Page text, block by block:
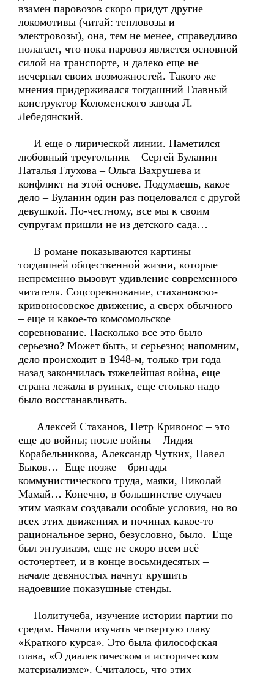
взамен паровозов скоро придут другие
локомотивы (читай: тепловозы и
электровозы), она, тем не менее, справедливо
полагает, что пока паровоз является основной
силой на транспорте, и далеко еще не
исчерпал своих возможностей. Такого же
мнения придерживался тогдашний Главный
конструктор Коломенского завода Л.
Лебедянский.
И еще о лирической линии. Наметился
любовный треугольник – Сергей Буланин –
Наталья Глухова – Ольга Вахрушева и
конфликт на этой основе. Подумаешь, какое
дело – Буланин один раз поцеловался с другой
девушкой. По-честному, все мы к своим
супругам пришли не из детского сада…
В романе показываются картины
тогдашней общественной жизни, которые
непременно вызовут удивление современного
читателя. Соцсоревнование, стахановско-
кривоносовское движение, а сверх обычного
– еще и какое-то комсомольское
соревнование. Насколько все это было
серьезно? Может быть, и серьезно; напомним,
дело происходит в 1948-м, только три года
назад закончилась тяжелейшая война, еще
страна лежала в руинах, еще столько надо
было восстанавливать.
Алексей Стаханов, Петр Кривонос – это
еще до войны; после войны – Лидия
Корабельникова, Александр Чутких, Павел
Быков… Еще позже – бригады
коммунистического труда, маяки, Николай
Мамай… Конечно, в большинстве случаев
этим маякам создавали особые условия, но во
всех этих движениях и починах какое-то
рациональное зерно, безусловно, было. Еще
был энтузиазм, еще не скоро всем всё
осточертеет, и в конце восьмидесятых –
начале девяностых начнут крушить
надоевшие показушные стенды.
Политучеба, изучение истории партии по
средам. Начали изучать четвертую главу
«Краткого курса». Это была философская
глава, «О диалектическом и историческом
материализме». Считалось, что этих